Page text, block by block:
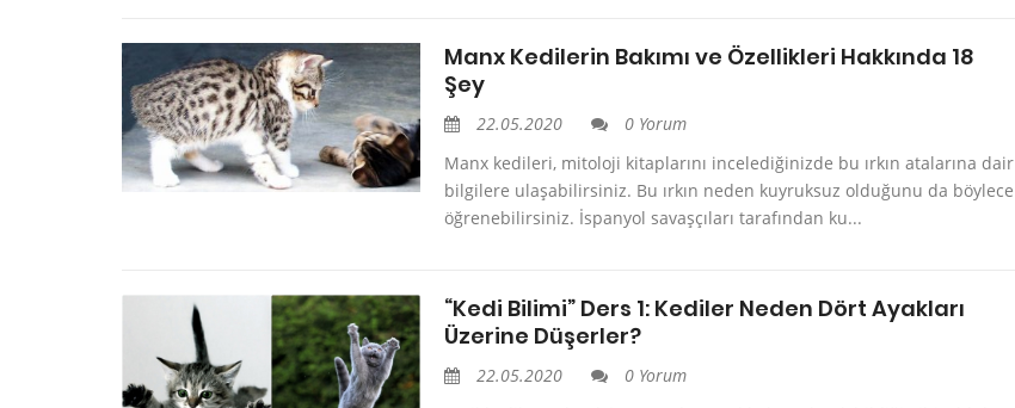
Manx Kedilerin Bakımı ve Özellikleri Hakkında 18
Şey
22.05.2020
0 Yorum
Manx kedileri, mitoloji kitaplarını incelediğinizde bu ırkın atalarına dair
bilgilere ulaşabilirsiniz. Bu ırkın neden kuyruksuz olduğunu da böylece
öğrenebilirsiniz. İspanyol savaşçıları tarafından ku...
“Kedi Bilimi” Ders 1: Kediler Neden Dört Ayakları
Üzerine Düşerler?
22.05.2020
0 Yorum